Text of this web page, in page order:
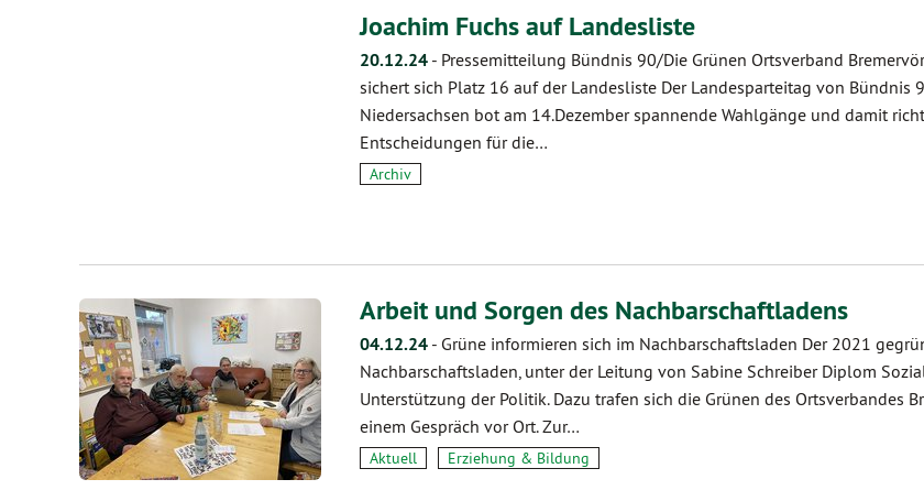
Joachim Fuchs auf Landesliste
20.12.24 - Pressemitteilung Bündnis 90/Die Grünen Ortsverband
sichert sich Platz 16 auf der Landesliste Der Landesparteitag von Bündnis
Niedersachsen bot am 14.Dezember spannende Wahlgänge und damit
Entscheidungen für die…
Archiv
Arbeit und Sorgen des Nachbarschaftladens
04.12.24 - Grüne informieren sich im Nachbarschaftsladen Der 2021
Nachbarschaftsladen, unter der Leitung von Sabine Schreiber Diplom
Unterstützung der Politik. Dazu trafen sich die Grünen des Ortsverbandes
einem Gespräch vor Ort. Zur…
Aktuell Erziehung & Bildung